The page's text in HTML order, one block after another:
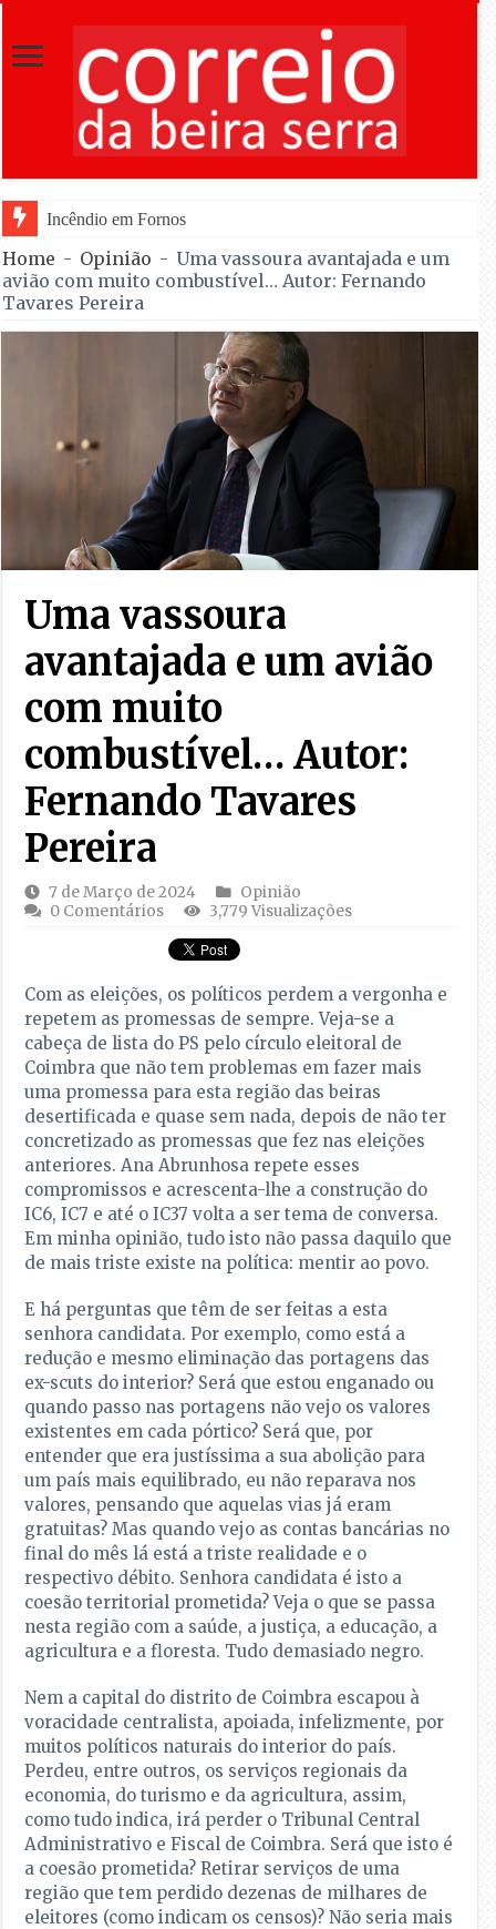
Incêndio em Fornos de Algodres dominado após combate
Home - Opinião - Uma vassoura avantajada e um
avião com muito combustível… Autor: Fernando
Tavares Pereira
Uma vassoura
avantajada e um avião
com muito
combustível… Autor:
Fernando Tavares
Pereira
7 de Março de 2024
Opinião
0 Comentários
3,779 Visualizações
Com as eleições, os políticos perdem a vergonha e
repetem as promessas de sempre. Veja-se a
cabeça de lista do PS pelo círculo eleitoral de
Coimbra que não tem problemas em fazer mais
uma promessa para esta região das beiras
desertificada e quase sem nada, depois de não ter
concretizado as promessas que fez nas eleições
anteriores. Ana Abrunhosa repete esses
compromissos e acrescenta-lhe a construção do
IC6, IC7 e até o IC37 volta a ser tema de conversa.
Em minha opinião, tudo isto não passa daquilo que
de mais triste existe na política: mentir ao povo.
E há perguntas que têm de ser feitas a esta
senhora candidata. Por exemplo, como está a
redução e mesmo eliminação das portagens das
ex-scuts do interior? Será que estou enganado ou
quando passo nas portagens não vejo os valores
existentes em cada pórtico? Será que, por
entender que era justíssima a sua abolição para
um país mais equilibrado, eu não reparava nos
valores, pensando que aquelas vias já eram
gratuitas? Mas quando vejo as contas bancárias no
final do mês lá está a triste realidade e o
respectivo débito. Senhora candidata é isto a
coesão territorial prometida? Veja o que se passa
nesta região com a saúde, a justiça, a educação, a
agricultura e a floresta. Tudo demasiado negro.
Nem a capital do distrito de Coimbra escapou à
voracidade centralista, apoiada, infelizmente, por
muitos políticos naturais do interior do país.
Perdeu, entre outros, os serviços regionais da
economia, do turismo e da agricultura, assim,
como tudo indica, irá perder o Tribunal Central
Administrativo e Fiscal de Coimbra. Será que isto é
a coesão prometida? Retirar serviços de uma
região que tem perdido dezenas de milhares de
eleitores (como indicam os censos)? Não seria mais